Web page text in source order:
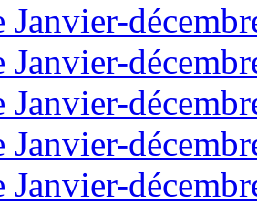
Janvier-
Janvier-
Janvier-
Janvier-
Janvier-